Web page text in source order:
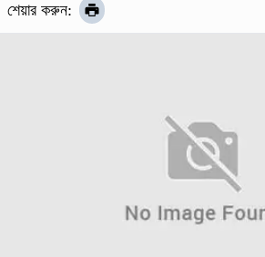
শেয়ার করুন: